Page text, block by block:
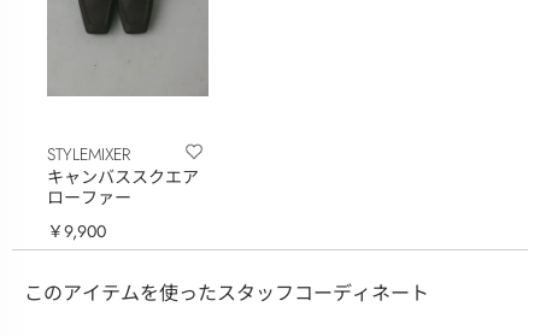
STYLEMIXER
キャンバススクエア
ローファー
￥9,900
このアイテムを使ったスタッフコーディネート